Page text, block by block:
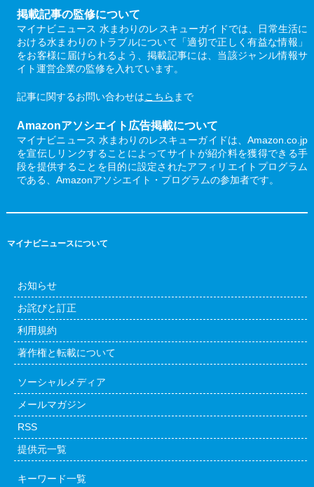
掲載記事の監修について
マイナビニュース 水まわりのレスキューガイドでは、日常生活に
おける水まわりのトラブルについて「適切で正しく有益な情報」
をお客様に届けられるよう、掲載記事には、当該ジャンル情報サ
イト運営企業の監修を入れています。
記事に関するお問い合わせはこちら まで
Amazonアソシエイト広告掲載について
マイナビニュース 水まわりのレスキューガイドは、Amazon.co.jp
を宣伝しリンクすることによってサイトが紹介料を獲得できる手
段を提供することを目的に設定されたアフィリエイトプログラム
である、Amazonアソシエイト・プログラムの参加者です。
マイナビニュースについて
お知らせ
お詫びと訂正
利用規約
著作権と転載について
ソーシャルメディア
メールマガジン
RSS
提供元一覧
キーワード一覧